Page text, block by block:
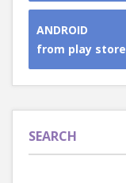
ANDROID
from play store
SEARCH